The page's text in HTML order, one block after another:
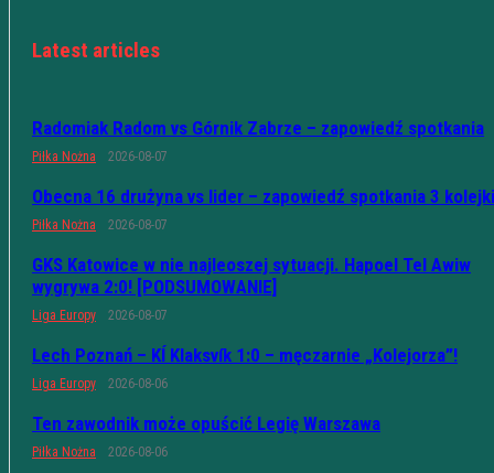
Latest articles
Radomiak Radom vs Górnik Zabrze – zapowiedź spotkania
Piłka Nożna 2026-08-07
Obecna 16 drużyna vs lider – zapowiedź spotkania 3 kolejki
Piłka Nożna 2026-08-07
GKS Katowice w nie najleoszej sytuacji. Hapoel Tel Awiw
wygrywa 2:0! [PODSUMOWANIE]
Liga Europy 2026-08-07
Lech Poznań – KÍ Klaksvík 1:0 – męczarnie „Kolejorza”!
Liga Europy 2026-08-06
Ten zawodnik może opuścić Legię Warszawa
Piłka Nożna 2026-08-06